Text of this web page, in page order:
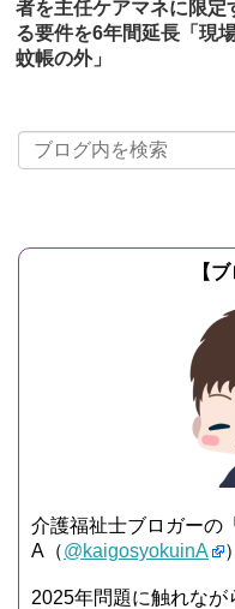
者を主任ケアマネに限定
る要件を6年間延長「現
蚊帳の外」
（以下、ケアマネ事務所）の管理者
を「主任介護支援専門員（以下、主
【
介護福祉士ブロガーの
A（@kaigosyokuinA
2025年問題に触れな